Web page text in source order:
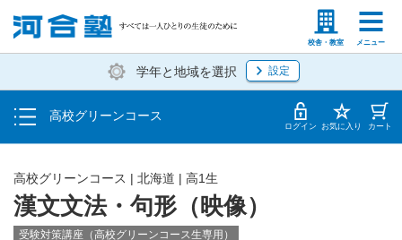
校舎・教室 メニュー
塾生の方 高等学校の先生
学年と地域を選択 設定
高校グリーンコース
学費の仕組み・支払方法
受講開始までの流れ
校舎・教室一覧 ログイン お気に入り カート
高校グリーンコース | 北海道 | 高1生
漢文文法・句形（映像）
受験対策講座（高校グリーンコース生専用）